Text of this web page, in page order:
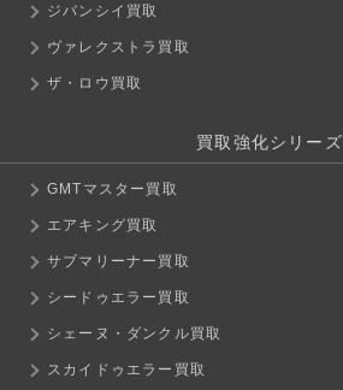
ジバンシイ買取
ヴァレクストラ買取
ザ・ロウ買取
買取強化シリーズ
GMTマスター買取
エアキング買取
サブマリーナー買取
シードゥエラー買取
シェーヌ・ダンクル買取
スカイドゥエラー買取